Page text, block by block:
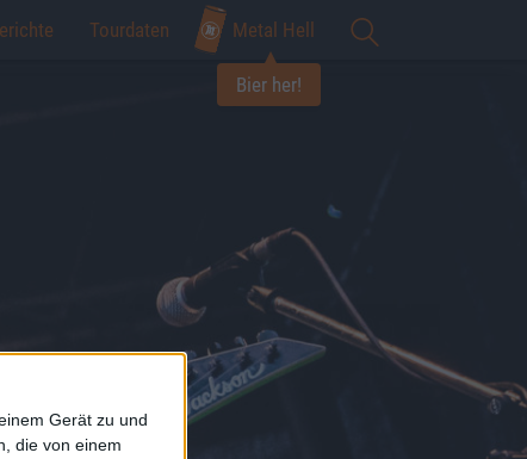
Gerät zu und
die von einem
Tourdaten Metal Hell
Bier her!